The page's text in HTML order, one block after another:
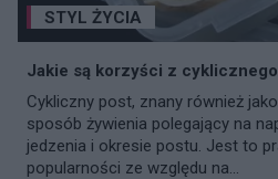
STYL ŻYCIA
Jakie są korzyści z
Cykliczny post, znany również
sposób żywienia polegający na
jedzenia i okresie postu. Jest to
popularności ze względu na...